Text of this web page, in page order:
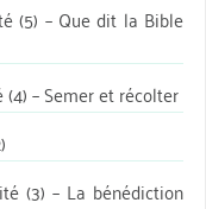
(5) – Que dit la Bible
– Semer et récolter
(3) – La bénédiction